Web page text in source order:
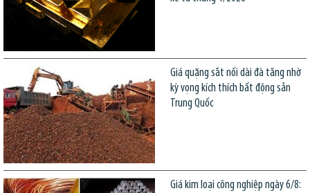
Giá quặng sắt nối dài đà tăng nhờ
kỳ vọng kích thích bất động sản
Trung Quốc
Giá kim loại công nghiệp ngày 6/8: